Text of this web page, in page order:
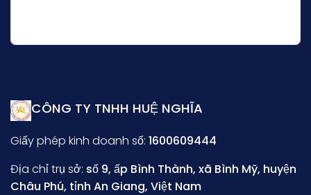
CÔNG TY TNHH HUỆ NGHĨA
Giấy phép kinh doanh số: 1600609444
Địa chỉ trụ sở: số 9, ấp Bình Thành, xã Bình Mỹ, huyện
Châu Phú, tỉnh An Giang, Việt Nam